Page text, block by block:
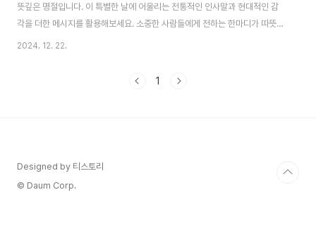
뜻깊은 명절입니다. 이 특별한 날에 어울리는 전통적인 인사말과 현대적인 감
각을 더한 메시지를 활용해보세요. 소중한 사람들에게 전하는 한마디가 따뜻한
온기를 전할 수 있습니다. 🧧1. 전통적인 새해 인사말 ✨📜 "새해 복 많이 받으
담고 있습니다. 나이나 관계에 구애받지 않고 누구에게나 전하기 좋은 인사입
2024. 12. 22.
1
Designed by 티스토리
© Daum Corp.